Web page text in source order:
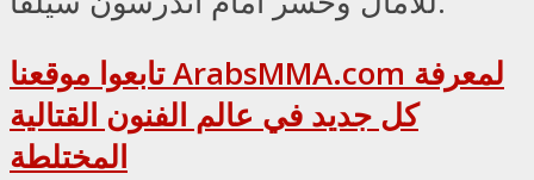
تابعوا موقعنا ArabsMMA.com لمعرفة
كل جديد في عالم الفنون القتالية
المختلطة